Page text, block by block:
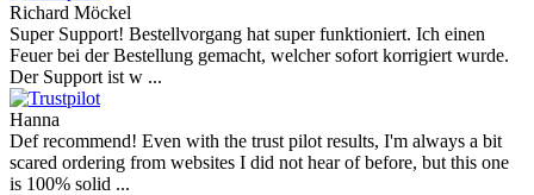
Richard Möckel
Super Support! Bestellvorgang hat super funktioniert. Ich einen
Feuer bei der Bestellung gemacht, welcher sofort korrigiert wurde.
Der Support ist w ...
Hanna
Def recommend! Even with the trust pilot results, I'm always a bit
scared ordering from websites I did not hear of before, but this one
is 100% solid ...